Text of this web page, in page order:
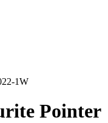
1W
Pointer